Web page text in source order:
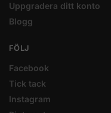
Uppgradera ditt konto
Blogg
FÖLJ
Facebook
Tick tack
Instagram